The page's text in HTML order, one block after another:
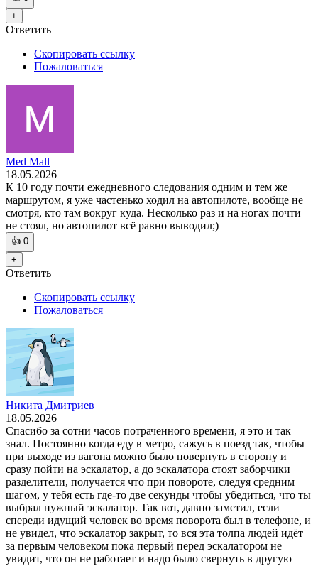
+
Ответить
Скопировать ссылку
Пожаловаться
Med Mall
18.05.2026
К 10 году почти ежедневного следования одним и тем же
маршрутом, я уже частенько ходил на автопилоте, вообще не
смотря, кто там вокруг куда. Несколько раз и на ногах почти
не стоял, но автопилот всё равно выводил;)
👍 0
+
Ответить
Скопировать ссылку
Пожаловаться
Никита Дмитриев
18.05.2026
Спасибо за сотни часов потраченного времени, я это и так
знал. Постоянно когда еду в метро, сажусь в поезд так, чтобы
при выходе из вагона можно было повернуть в сторону и
сразу пойти на эскалатор, а до эскалатора стоят заборчики
разделители, получается что при повороте, следуя средним
шагом, у тебя есть где-то две секунды чтобы убедиться, что ты
выбрал нужный эскалатор. Так вот, давно заметил, если
спереди идущий человек во время поворота был в телефоне, и
не увидел, что эскалатор закрыт, то вся эта толпа людей идёт
за первым человеком пока первый перед эскалатором не
увидит, что он не работает и надо было свернуть в другую